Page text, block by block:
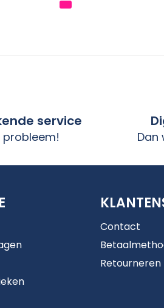
service
probleem! Dan
Contact
Retourneren